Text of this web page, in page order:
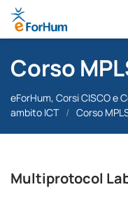
Corso
eForHum, Corsi CISCO e
ambito ICT / Corso
Multiprotocol